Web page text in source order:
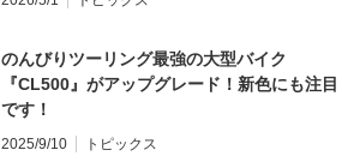
のんびりツーリング最強の大型バイク
『CL500』がアップグレード！新色にも注目
です！
2025/9/10 トピックス